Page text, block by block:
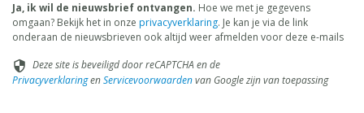
Ja, ik wil de nieuwsbrief ontvangen. Hoe we met je gegevens
omgaan? Bekijk het in onze privacyverklaring. Je kan je via de link
onderaan de nieuwsbrieven ook altijd weer afmelden voor deze e-mails
security Deze site is beveiligd door reCAPTCHA en de
PrivacyverklaringenServicevoorwaardenvan Google zijn van toepassing